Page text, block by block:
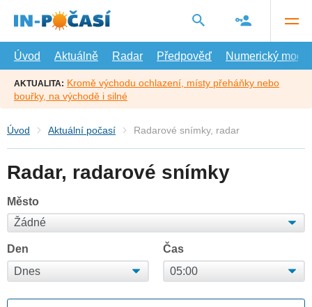
hlavní
Úvod
Aktuálně Radar Předpověď Numerický model
AKTUALITA: Kromě východu ochlazení, místy přeháňky nebo
bouřky, na východě i silné
Úvod Aktuální počasí Radarové snímky, radar
Radar, radarové snímky
Město
Den Čas